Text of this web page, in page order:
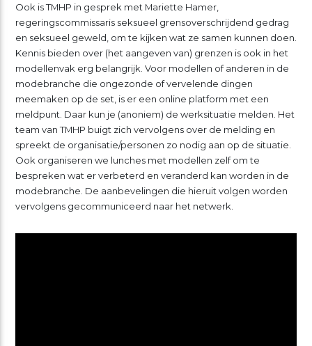
Ook is TMHP in gesprek met Mariette Hamer,
regeringscommissaris seksueel grensoverschrijdend gedrag
en seksueel geweld, om te kijken wat ze samen kunnen doen.
Kennis bieden over (het aangeven van) grenzen is ook in het
modellenvak erg belangrijk. Voor modellen of anderen in de
modebranche die ongezonde of vervelende dingen
meemaken op de set, is er een online platform met een
meldpunt. Daar kun je (anoniem) de werksituatie melden. Het
team van TMHP buigt zich vervolgens over de melding en
spreekt de organisatie/personen zo nodig aan op de situatie.
Ook organiseren we lunches met modellen zelf om te
bespreken wat er verbeterd en veranderd kan worden in de
modebranche. De aanbevelingen die hieruit volgen worden
vervolgens gecommuniceerd naar het netwerk.